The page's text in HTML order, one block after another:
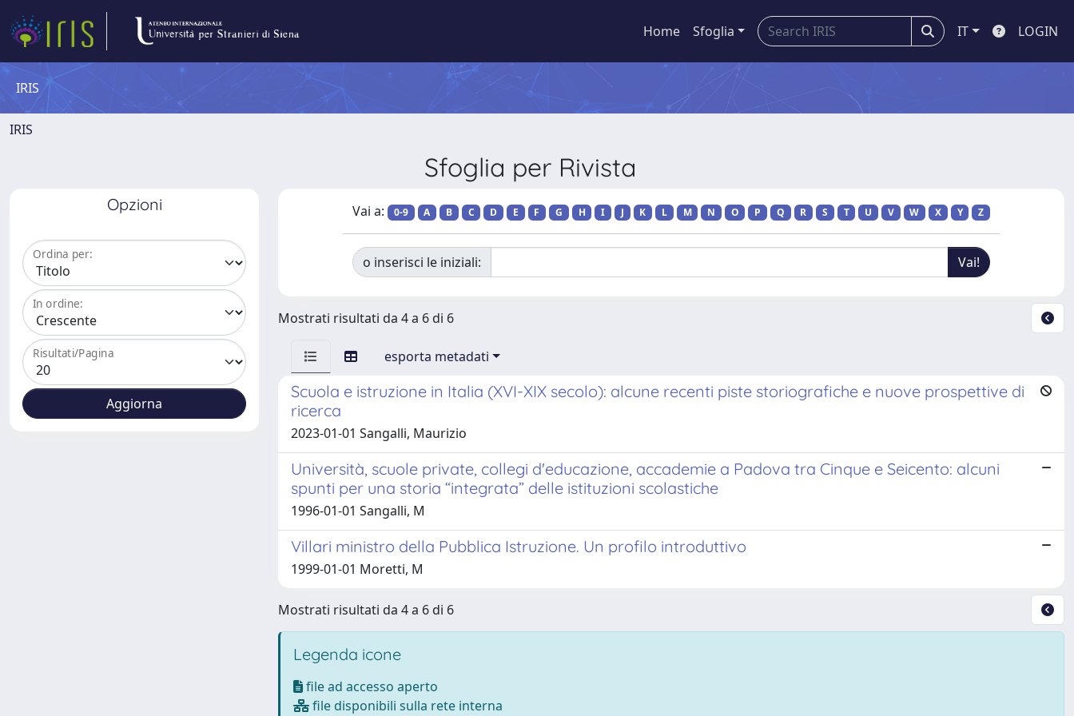
Home Sfoglia IT LOGIN
IRIS
IRIS
Sfoglia per Rivista
Opzioni
Ordina per:
In ordine:
Risultati/Pagina
Vai a: 0-9 A B C D E F G H I J K L M N O P Q R S T U V W X Y Z
o inserisci le iniziali:
Mostrati risultati da 4 a 6 di 6
esporta metadati
Scuola e istruzione in Italia (XVI-XIX secolo): alcune recenti piste storiografiche e nuove prospettive di
ricerca
2023-01-01 Sangalli, Maurizio
Università, scuole private, collegi d'educazione, accademie a Padova tra Cinque e Seicento: alcuni
spunti per una storia “integrata” delle istituzioni scolastiche
1996-01-01 Sangalli, M
Villari ministro della Pubblica Istruzione. Un profilo introduttivo
1999-01-01 Moretti, M
Mostrati risultati da 4 a 6 di 6
Legenda icone
file ad accesso aperto
file disponibili sulla rete interna